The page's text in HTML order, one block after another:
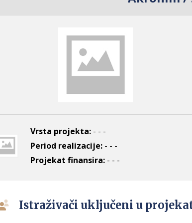
Vrsta projekta: - - -
Period realizacije: - - -
Projekat finansira: - - -
Istraživači uključeni u